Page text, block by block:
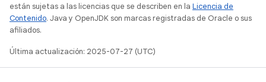
están sujetas a las licencias que se describen en la Licencia de
Contenido. Java y OpenJDK son marcas registradas de Oracle o sus
afiliados.
Última actualización: 2025-07-27 (UTC)